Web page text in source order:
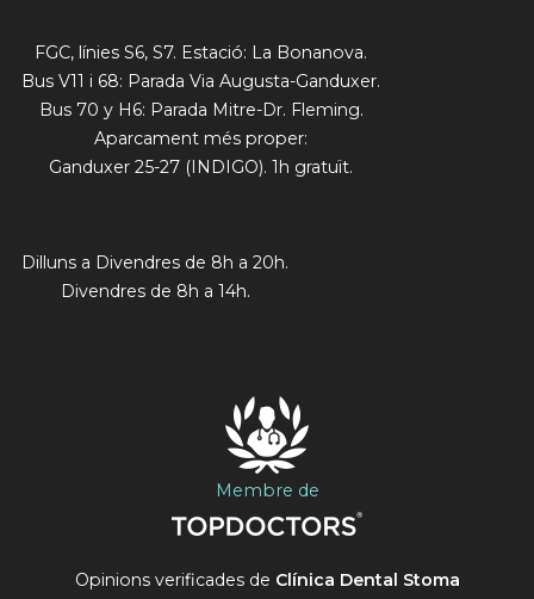
FGC, línies S6, S7. Estació: La Bonanova.
Bus V11 i 68: Parada Via Augusta-Ganduxer.
Bus 70 y H6: Parada Mitre-Dr. Fleming.
Aparcament més proper:
Ganduxer 25-27 (INDIGO). 1h gratuït.
Dilluns a Divendres de 8h a 20h.
Divendres de 8h a 14h.
Membre de
Opinions verificades de Clínica Dental Stoma